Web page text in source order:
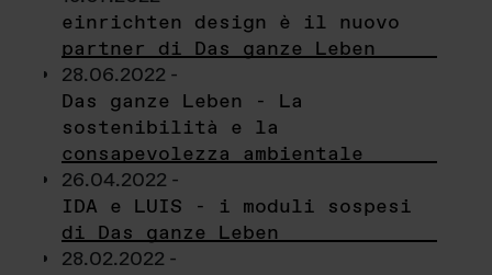
einrichten design è il nuovo
partner di Das ganze Leben
28.06.2022 -
Das ganze Leben - La
sostenibilità e la
consapevolezza ambientale
26.04.2022 -
IDA e LUIS - i moduli sospesi
di Das ganze Leben
28.02.2022 -